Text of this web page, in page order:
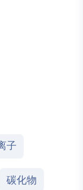
子
碳化物